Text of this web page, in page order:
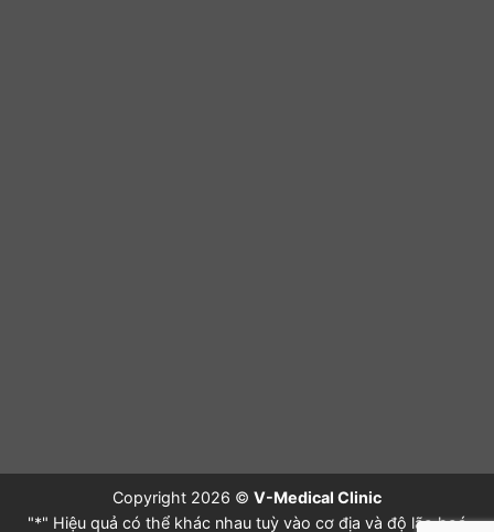
Copyright 2026 © V-Medical Clinic
"*" Hiệu quả có thể khác nhau tuỳ vào cơ địa và độ lão hoá